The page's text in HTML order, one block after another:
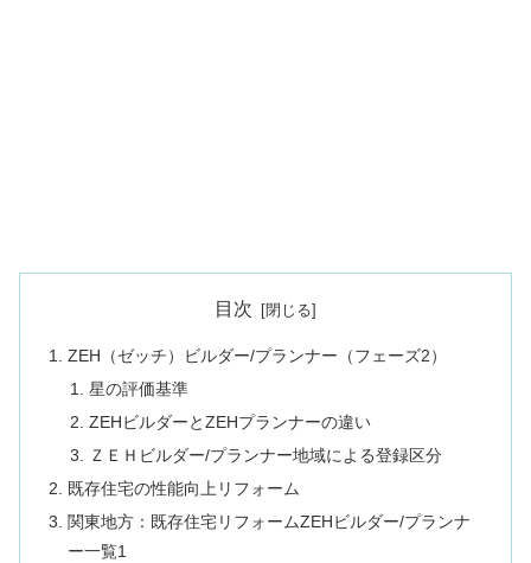
目次
ZEH（ゼッチ）ビルダー/プランナー（フェーズ2）
星の評価基準
ZEHビルダーとZEHプランナーの違い
ＺＥＨビルダー/プランナー地域による登録区分
既存住宅の性能向上リフォーム
関東地方：既存住宅リフォームZEHビルダー/プランナ
ー一覧1